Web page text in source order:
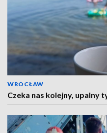
WROCŁAW
Czeka nas kolejny, upalny